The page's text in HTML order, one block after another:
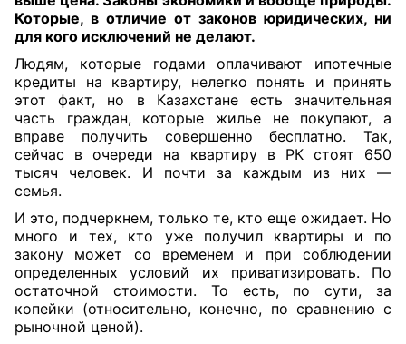
Которые, в отличие от законов юридических, ни
для кого исключений не делают.
Людям, которые годами оплачивают ипотечные
кредиты на квартиру, нелегко понять и принять
этот факт, но в Казахстане есть значительная
часть граждан, которые жилье не покупают, а
вправе получить совершенно бесплатно. Так,
сейчас в очереди на квартиру в РК стоят 650
тысяч человек. И почти за каждым из них —
семья.
И это, подчеркнем, только те, кто еще ожидает. Но
много и тех, кто уже получил квартиры и по
закону может со временем и при соблюдении
определенных условий их приватизировать. По
остаточной стоимости. То есть, по сути, за
копейки (относительно, конечно, по сравнению с
рыночной ценой).